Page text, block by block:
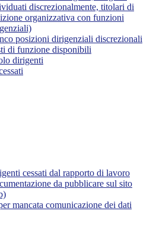
discrezionalmente, titolari di
organizzativa con funzioni
posizioni dirigenziali discrezionali
di funzione disponibili
dirigenti
cessati dal rapporto di lavoro
da pubblicare sul sito
mancata comunicazione dei dati